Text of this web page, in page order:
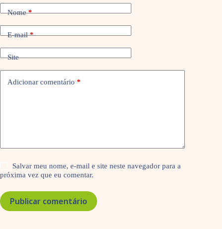
Nome*
E-mail*
Site
Adicionar comentário *
Salvar meu nome, e-mail e site neste navegador para a
próxima vez que eu comentar.
Publicar comentário